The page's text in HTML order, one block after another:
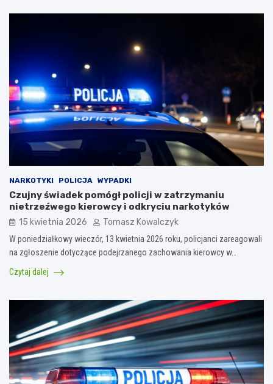
NARKOTYKI POLICJA WYPADKI
Czujny świadek pomógł policji w zatrzymaniu
nietrzeźwego kierowcy i odkryciu narkotyków
15 kwietnia 2026 Tomasz Kowalczyk
W poniedziałkowy wieczór, 13 kwietnia 2026 roku, policjanci zareagowali
na zgłoszenie dotyczące podejrzanego zachowania kierowcy w…
Czytaj dalej